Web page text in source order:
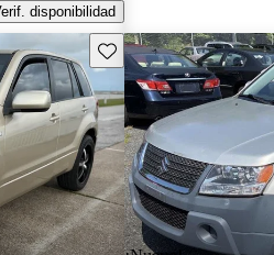
disponibilidad
Guarda este Aviso